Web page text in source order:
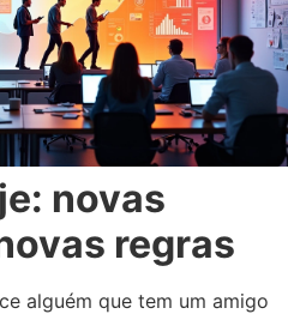
novas
regras
alguém que tem um amigo